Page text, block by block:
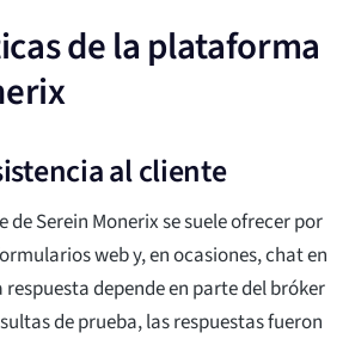
de la plataforma
al cliente
Serein Monerix se suele ofrecer por
web y, en ocasiones, chat en
depende en parte del bróker
de prueba, las respuestas fueron